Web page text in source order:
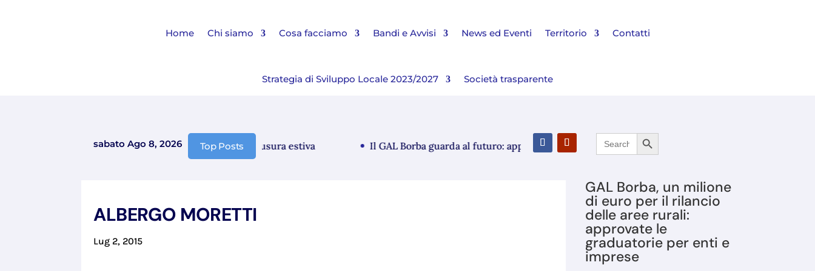
Home Chi siamo Cosa facciamo Bandi e Avvisi News ed Eventi Territorio Contatti
Strategia di Sviluppo Locale 2023/2027 Società trasparente
sabato Ago 8, 2026 Top Posts
Comunicazione chiusura estiva Il GAL Borba guarda al futuro: approvato il Bilancio 2025 e rinnovato il Consiglio di Amministrazione
Search
for:
Search Button
ALBERGO MORETTI
Lug 2, 2015
GAL Borba, un milione
di euro per il rilancio
delle aree rurali:
approvate le
graduatorie per enti e
imprese